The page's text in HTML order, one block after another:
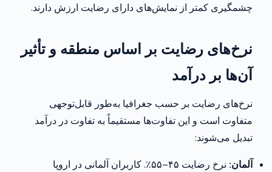
چشمگیری کمتر از نمایش‌های دارای رضایت ارزش دارند.
نرخ‌های رضایت بر اساس منطقه و تأثیر
آن‌ها بر درآمد
نرخ‌های رضایت بر حسب جغرافیا به‌طور قابل‌توجهی
متفاوت است و این تفاوت‌ها مستقیماً به تفاوت در درآمد
تبدیل می‌شوند:
آلمان:
نرخ رضایت ۴۵–۵۵٪. کاربران آلمانی در اروپا